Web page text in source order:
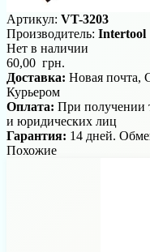
Артикул: VT-3203
Производитель: Intertool
Нет в наличии
60,00 грн.
Доставка: Новая почта,
Курьером
Оплата: При получении
и юридических лиц
Гарантия: 14 дней.
Похожие